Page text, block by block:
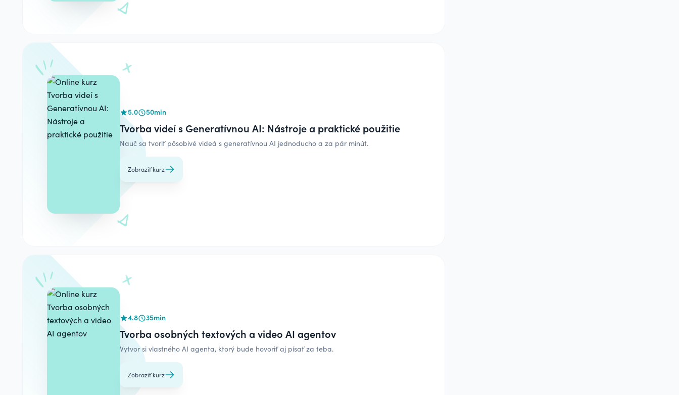
5.0 50min
Tvorba videí s Generatívnou AI: Nástroje a praktické použitie
Nauč sa tvoriť pôsobivé videá s generatívnou AI jednoducho a za pár minút.
Zobraziť kurz
4.8 35min
Tvorba osobných textových a video AI agentov
Vytvor si vlastného AI agenta, ktorý bude hovoriť aj písať za teba.
Zobraziť kurz